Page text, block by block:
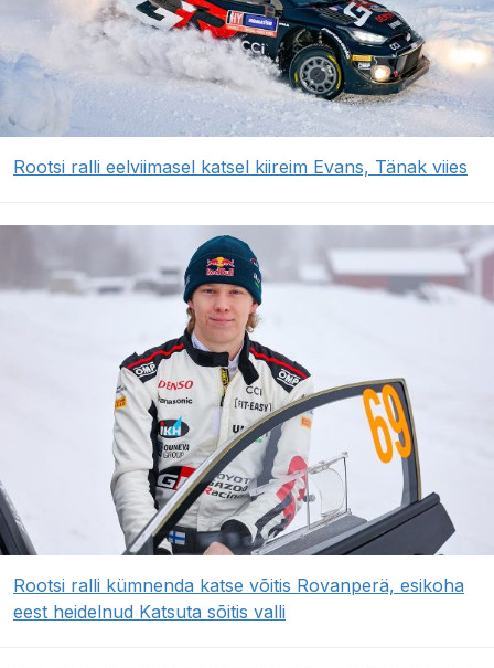
Rootsi ralli eelviimasel katsel kiireim Evans, Tänak viies
Rootsi ralli kümnenda katse võitis Rovanperä, esikoha
eest heidelnud Katsuta sõitis valli